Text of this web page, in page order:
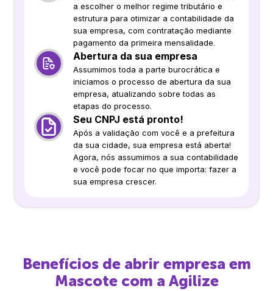
a escolher o melhor regime tributário e
estrutura para otimizar a contabilidade da
sua empresa, com contratação mediante
pagamento da primeira mensalidade.
Abertura da sua empresa
Assumimos toda a parte burocrática e
iniciamos o processo de abertura da sua
empresa, atualizando sobre todas as
etapas do processo.
Seu CNPJ está pronto!
Após a validação com você e a prefeitura
da sua cidade, sua empresa está aberta!
Agora, nós assumimos a sua contabilidade
e você pode focar no que importa: fazer a
sua empresa crescer.
Benefícios de abrir empresa em
Mascotecom a Agilize